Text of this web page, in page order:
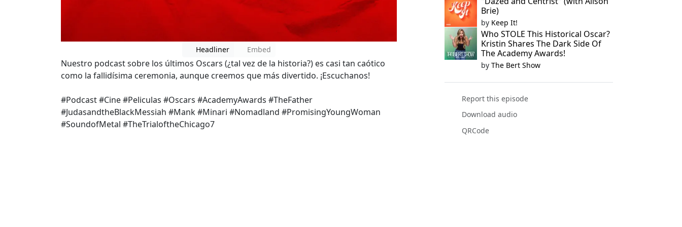
Headliner Embed
Nuestro podcast sobre los últimos Oscars (¿tal vez de la historia?) es casi tan caótico
como la fallidísima ceremonia, aunque creemos que más divertido. ¡Escuchanos!
#Podcast #Cine #Peliculas #Oscars #AcademyAwards #TheFather
#JudasandtheBlackMessiah #Mank #Minari #Nomadland #PromisingYoungWoman
#SoundofMetal #TheTrialoftheChicago7
Brie)
by Keep It!
Who STOLE This Historical Oscar?
Kristin Shares The Dark Side Of
The Academy Awards!
by The Bert Show
Report this episode
Download audio
QRCode